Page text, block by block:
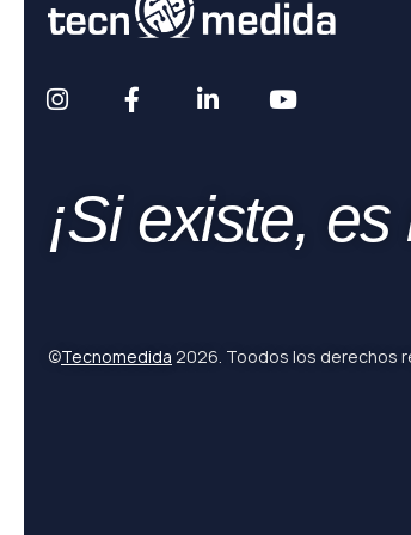
¡Si existe,
©Tecnomedida 2026. Toodos los derechos